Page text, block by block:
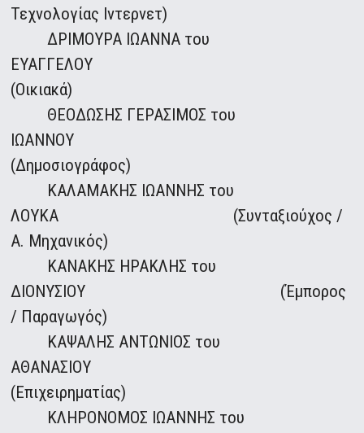
Τεχνολογίας Ιντερνετ)
ΔΡΙΜΟΥΡΑ ΙΩΑΝΝΑ του
ΕΥΑΓΓΕΛΟΥ
(Οικιακά)
ΘΕΟΔΩΣΗΣ ΓΕΡΑΣΙΜΟΣ του
ΙΩΑΝΝΟΥ
(Δημοσιογράφος)
ΚΑΛΑΜΑΚΗΣ ΙΩΑΝΝΗΣ του
ΛΟΥΚΑ (Συνταξιούχος /
Α. Μηχανικός)
ΚΑΝΑΚΗΣ ΗΡΑΚΛΗΣ του
ΔΙΟΝΥΣΙΟΥ (Έμπορος
/ Παραγωγός)
ΚΑΨΑΛΗΣ ΑΝΤΩΝΙΟΣ του
ΑΘΑΝΑΣΙΟΥ
(Επιχειρηματίας)
ΚΛΗΡΟΝΟΜΟΣ ΙΩΑΝΝΗΣ του